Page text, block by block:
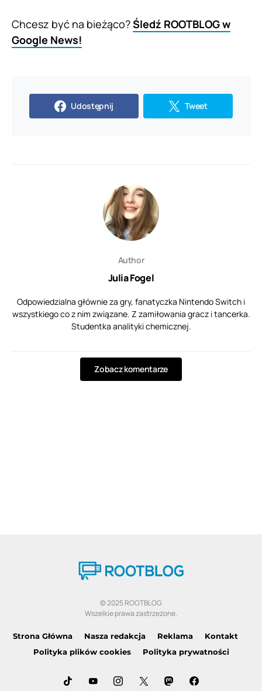
Chcesz być na bieżąco?Śledź ROOTBLOG w
Google News!
Udostępnij Tweet
Author
Julia Fogel
Odpowiedzialna głównie za gry, fanatyczka Nintendo Switch i
wszystkiego co z nim związane. Z zamiłowania gracz i tancerka.
Studentka analityki chemicznej.
Zobacz komentarze
© 2025 ROOTBLOG
Wszelkie prawa zastrzeżone.
Strona Główna Nasza redakcja Reklama
Kontakt
Polityka plików cookies
Polityka prywatności